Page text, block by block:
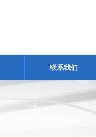
联系我们